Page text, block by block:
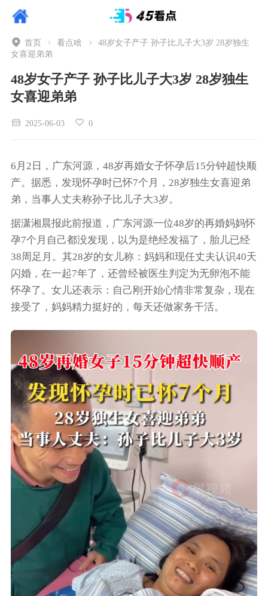
首页 看点啥
48岁女子产子 孙子比儿子大3岁 28岁独生
女喜迎弟弟
48岁女子产子 孙子比儿子大3岁 28岁独生
女喜迎弟弟
2025-06-03 0
6月2日，广东河源，48岁再婚女子怀孕后15分钟超快顺
产。据悉，发现怀孕时已怀7个月，28岁独生女喜迎弟
弟，当事人丈夫称孙子比儿子大3岁。
据潇湘晨报此前报道，广东河源一位48岁的再婚妈妈怀
孕7个月自己都没发现，以为是绝经发福了，胎儿已经
38周足月。其28岁的女儿称：妈妈和现任丈夫认识40天
闪婚，在一起7年了，还曾经被医生判定为无卵泡不能
怀孕了。女儿还表示：自己刚开始心情非常复杂，现在
接受了，妈妈精力挺好的，每天还做家务干活。